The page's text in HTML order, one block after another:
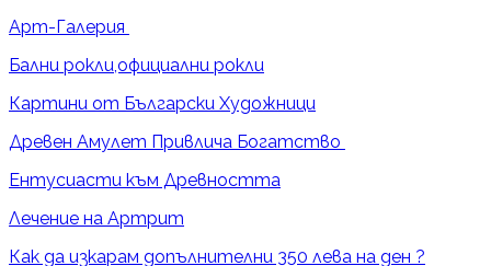
Арт-Галерия
Бални рокли,официални рокли
Картини от Български Художници
Древен Амулет Привлича Богатство
Ентусиасти към Древността
Лечение на Артрит
Как да изкарам допълнителни 350 лева на ден ?